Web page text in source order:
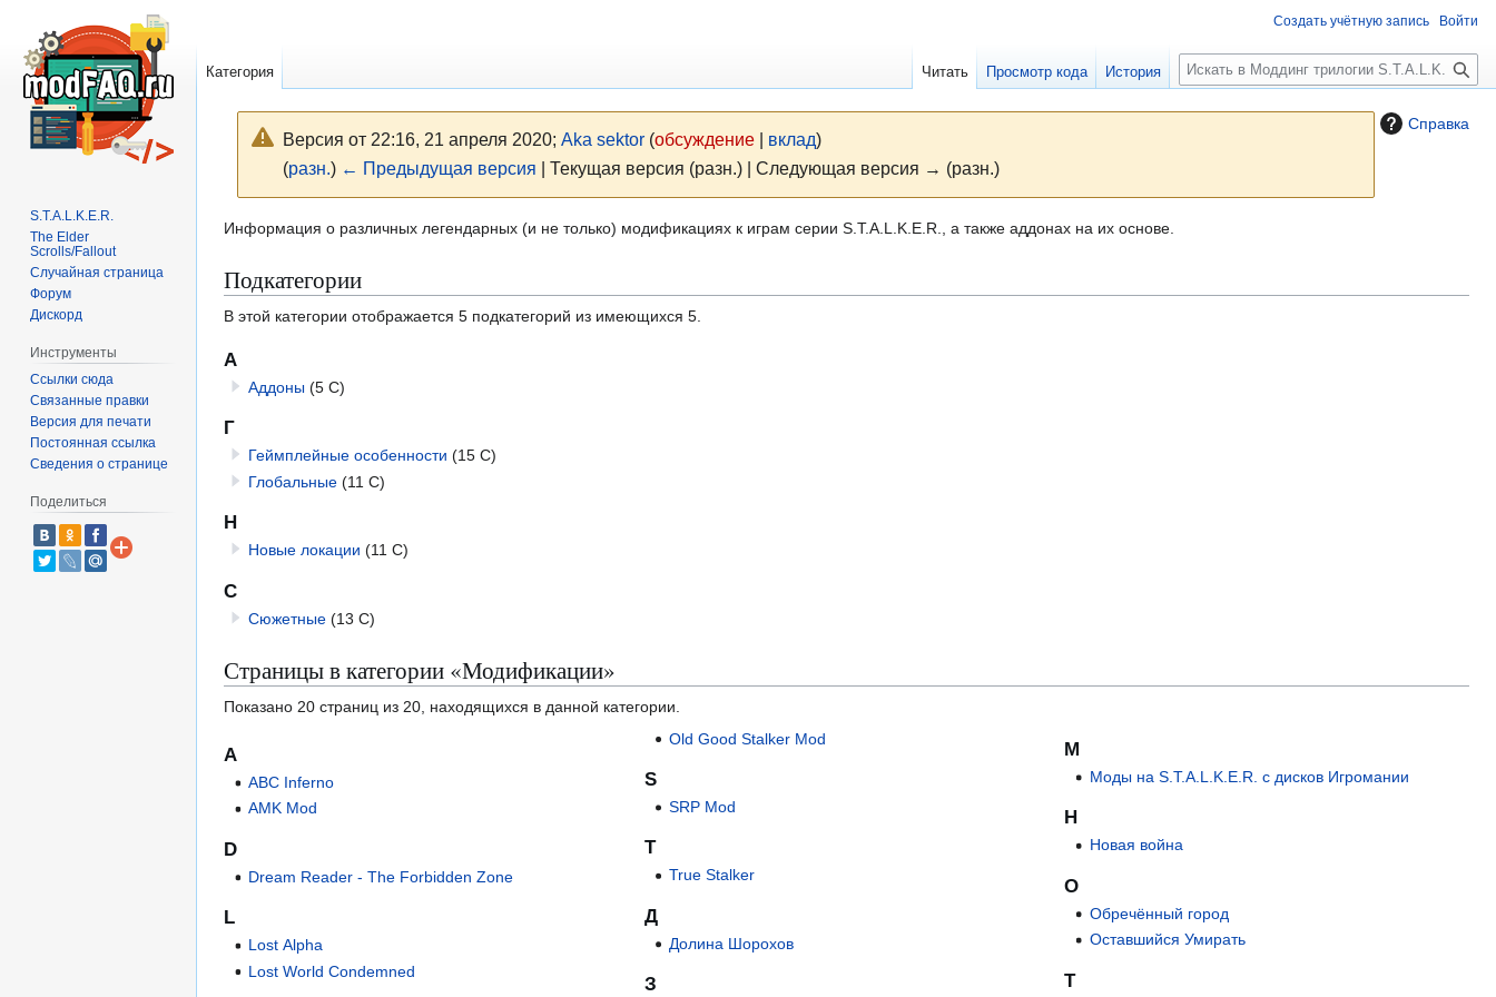
Справка
Версия от 22:16, 21 апреля 2020; Aka sektor (обсуждение| вклад)
(разн.) ← Предыдущая версия | Текущая версия (разн.) | Следующая версия → (разн.)
Перейти
навигации
Перейти
поиску
Информация о различных легендарных (и не только) модификациях к играм серии S.T.A.L.K.E.R., а также аддонах на их основе.
Подкатегории
В этой категории отображается 5 подкатегорий из имеющихся 5.
А
Аддоны (5 С)
Г
Геймплейные особенности (15 С)
Глобальные (11 С)
Н
Новые локации (11 С)
С
Сюжетные (13 С)
Страницы в категории «Модификации»
Показано 20 страниц из 20, находящихся в данной категории.
A
ABC Inferno
AMK Mod
D
Dream Reader - The Forbidden Zone
L
Lost Alpha
Lost World Condemned
Old Good Stalker Mod
S
SRP Mod
T
True Stalker
Д
Долина Шорохов
З
М
Моды на S.T.A.L.K.E.R. с дисков Игромании
Н
Новая война
О
Обречённый город
Оставшийся Умирать
Т
Создать учётную запись Войти
Категория Читать Просмотр кода История
П
о
и
S.T.A.L.K.E.R.
The Elder
Scrolls/Fallout
Случайная страница
Форум
Дискорд
Инструменты
Ссылки сюда
Связанные правки
Версия для печати
Постоянная ссылка
Сведения о странице
Поделиться